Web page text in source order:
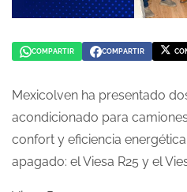
COMPARTIR
COMPARTIR
COMPARTIR
COMPARTIR
Mexicolven ha presentado
acondicionado para
confort y eficiencia
apagado: el Viesa R25 y el